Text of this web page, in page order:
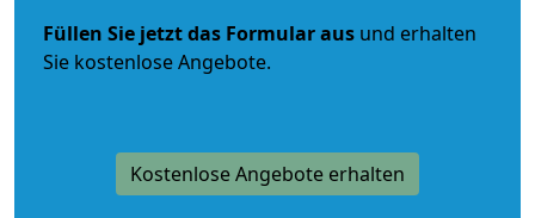
Füllen Sie jetzt das Formular aus und erhalten
Sie kostenlose Angebote.
Kostenlose Angebote erhalten